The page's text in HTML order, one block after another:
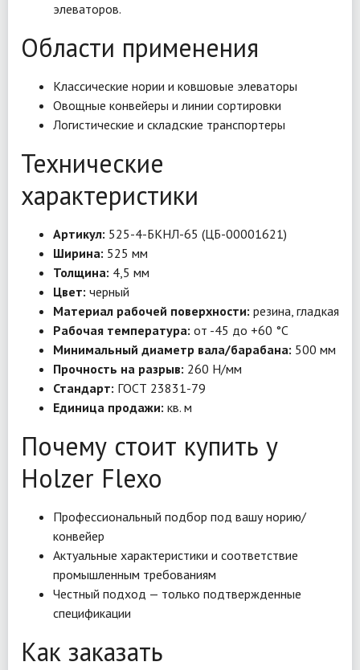
элеваторов.
Области применения
Классические нории и ковшовые элеваторы
Овощные конвейеры и линии сортировки
Логистические и складские транспортеры
Технические
характеристики
Артикул: 525-4-БКНЛ-65 (ЦБ-00001621)
Ширина: 525 мм
Толщина: 4,5 мм
Цвет: черный
Материал рабочей поверхности: резина, гладкая
Рабочая температура: от -45 до +60 °C
Минимальный диаметр вала/барабана: 500 мм
Прочность на разрыв: 260 Н/мм
Стандарт: ГОСТ 23831-79
Единица продажи: кв. м
Почему стоит купить у
Holzer Flexo
Профессиональный подбор под вашу норию/
конвейер
Актуальные характеристики и соответствие
промышленным требованиям
Честный подход — только подтвержденные
спецификации
Как заказать